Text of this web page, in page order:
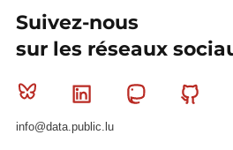
Suivez-nous
sur les réseaux
Bluesky Linkedin Mastodon
info@data.public.lu